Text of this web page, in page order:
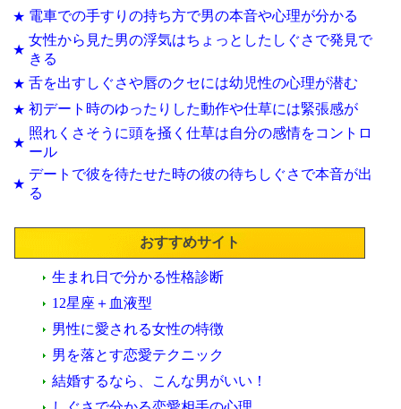
★ 電車での手すりの持ち方で男の本音や心理が分かる
★
女性から見た男の浮気はちょっとしたしぐさで発見で
きる
★ 舌を出すしぐさや唇のクセには幼児性の心理が潜む
★ 初デート時のゆったりした動作や仕草には緊張感が
★
照れくさそうに頭を掻く仕草は自分の感情をコントロ
ール
★
デートで彼を待たせた時の彼の待ちしぐさで本音が出
る
おすすめサイト
生まれ日で分かる性格診断
12星座＋血液型
男性に愛される女性の特徴
男を落とす恋愛テクニック
結婚するなら、こんな男がいい！